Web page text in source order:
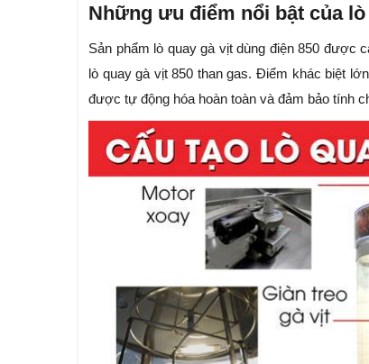
Những ưu điểm nổi bật của
Sản phẩm lò quay gà vịt dùng điện 850 được
lò quay gà vịt 850 than gas. Điểm khác biệt
được tự động hóa hoàn toàn và đảm bảo tính